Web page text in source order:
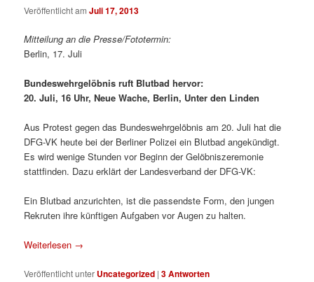
Veröffentlicht amJuli 17, 2013
Mitteilung an die Presse/Fototermin:
Berlin, 17. Juli
Bundeswehrgelöbnis ruft Blutbad hervor:
20. Juli, 16 Uhr, Neue Wache, Berlin, Unter den Linden
Aus Protest gegen das Bundeswehrgelöbnis am 20. Juli hat die
DFG-VK heute bei der Berliner Polizei ein Blutbad angekündigt.
Es wird wenige Stunden vor Beginn der Gelöbniszeremonie
stattfinden. Dazu erklärt der Landesverband der DFG-VK:
Ein Blutbad anzurichten, ist die passendste Form, den jungen
Rekruten ihre künftigen Aufgaben vor Augen zu halten.
Weiterlesen →
Veröffentlicht unter Uncategorized |3Antworten